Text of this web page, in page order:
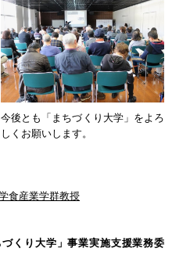
今後とも「まちづくり大学」をよろ
しくお願いします。
食産業学群教授
くり大学」事業実施支援業務委